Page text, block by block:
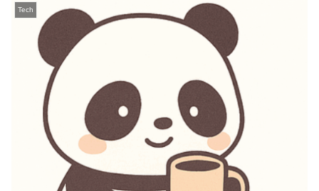
Tech